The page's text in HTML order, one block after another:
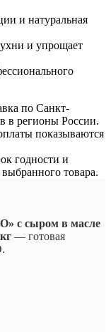
и натуральная
и упрощает
по Санкт-
в регионы России.
показываются
годности и
товара.
с сыром в масле
— готовая